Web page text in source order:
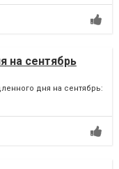
на сентябрь
дня на сентябрь: